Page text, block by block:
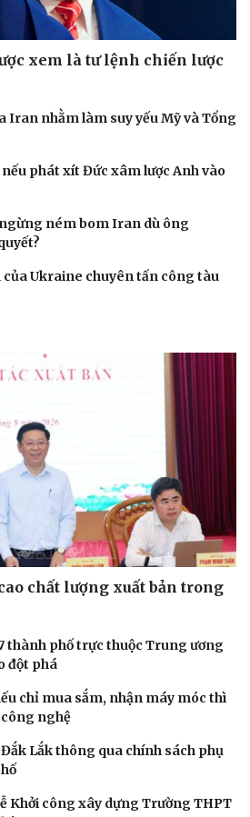
xem là tư lệnh chiến lược
Iran nhằm làm suy yếu Mỹ và Tổng
nếu phát xít Đức xâm lược Anh vào
ném bom Iran dù ông
của Ukraine chuyên tấn công tàu
chất lượng xuất bản trong
thành phố trực thuộc Trung ương
đột phá
chỉ mua sắm, nhận máy móc thì
nghệ
Lắk thông qua chính sách phụ
Khởi công xây dựng Trường THPT